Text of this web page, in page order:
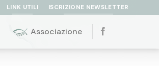
LINK UTILI ISCRIZIONE NEWSLETTER
Associazione